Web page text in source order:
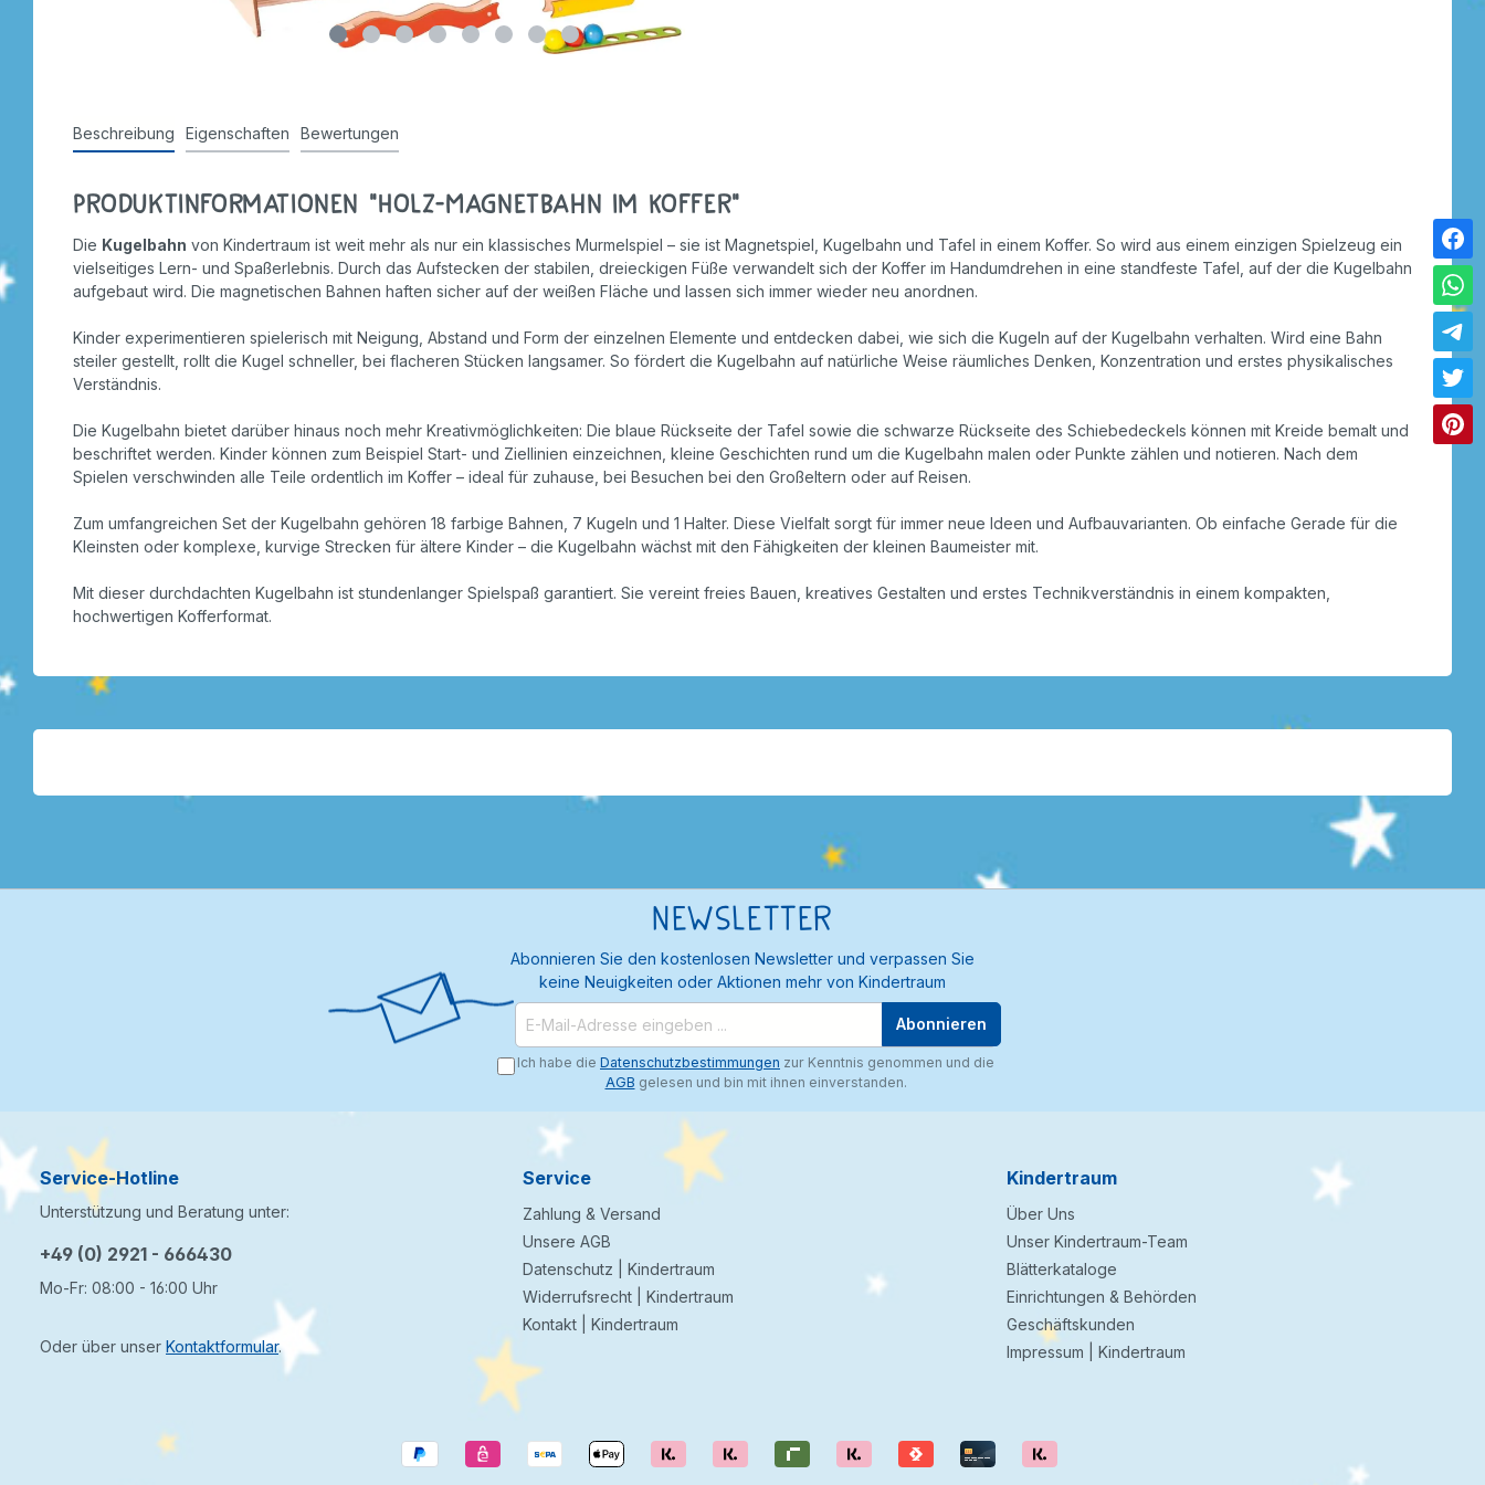
Stempel
Beschreibung Eigenschaften Bewertungen
Produktinformationen "Holz-Magnetbahn im Koffer"
Die Kugelbahn von Kindertraum ist weit mehr als nur ein klassisches Murmelspiel – sie ist Magnetspiel, Kugelbahn und Tafel in einem Koffer. So wird aus einem einzigen Spielzeug ein
vielseitiges Lern- und Spaßerlebnis. Durch das Aufstecken der stabilen, dreieckigen Füße verwandelt sich der Koffer im Handumdrehen in eine standfeste Tafel, auf der die Kugelbahn
aufgebaut wird. Die magnetischen Bahnen haften sicher auf der weißen Fläche und lassen sich immer wieder neu anordnen.
Kinder experimentieren spielerisch mit Neigung, Abstand und Form der einzelnen Elemente und entdecken dabei, wie sich die Kugeln auf der Kugelbahn verhalten. Wird eine Bahn
steiler gestellt, rollt die Kugel schneller, bei flacheren Stücken langsamer. So fördert die Kugelbahn auf natürliche Weise räumliches Denken, Konzentration und erstes physikalisches
Verständnis.
Die Kugelbahn bietet darüber hinaus noch mehr Kreativmöglichkeiten: Die blaue Rückseite der Tafel sowie die schwarze Rückseite des Schiebedeckels können mit Kreide bemalt und
beschriftet werden. Kinder können zum Beispiel Start- und Ziellinien einzeichnen, kleine Geschichten rund um die Kugelbahn malen oder Punkte zählen und notieren. Nach dem
Spielen verschwinden alle Teile ordentlich im Koffer – ideal für zuhause, bei Besuchen bei den Großeltern oder auf Reisen.
Zum umfangreichen Set der Kugelbahn gehören 18 farbige Bahnen, 7 Kugeln und 1 Halter. Diese Vielfalt sorgt für immer neue Ideen und Aufbauvarianten. Ob einfache Gerade für die
Kleinsten oder komplexe, kurvige Strecken für ältere Kinder – die Kugelbahn wächst mit den Fähigkeiten der kleinen Baumeister mit.
Mit dieser durchdachten Kugelbahn ist stundenlanger Spielspaß garantiert. Sie vereint freies Bauen, kreatives Gestalten und erstes Technikverständnis in einem kompakten,
hochwertigen Kofferformat.
Newsletter
Abonnieren Sie den kostenlosen Newsletter und verpassen Sie
keine Neuigkeiten oder Aktionen mehr von Kindertraum
Abonnieren
Ich habe die Datenschutzbestimmungen zur Kenntnis genommen und die
AGB gelesen und bin mit ihnen einverstanden.
Service-Hotline
Unterstützung und Beratung unter:
+49 (0) 2921 - 666430
Mo-Fr: 08:00 - 16:00 Uhr
Oder über unser Kontaktformular.
Service
Zahlung & Versand
Unsere AGB
Datenschutz | Kindertraum
Widerrufsrecht | Kindertraum
Kontakt | Kindertraum
Kindertraum
Über Uns
Unser Kindertraum-Team
Blätterkataloge
Einrichtungen & Behörden
Geschäftskunden
Impressum | Kindertraum